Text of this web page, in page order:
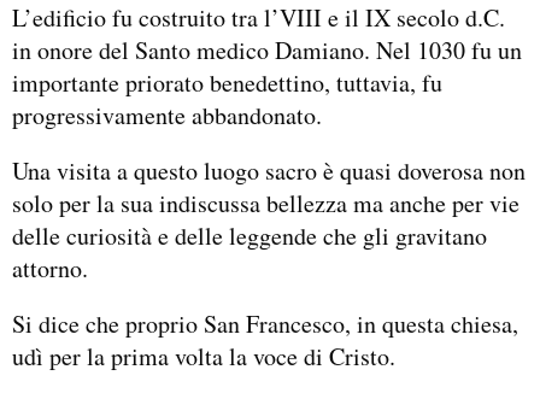
L’edificio fu costruito tra l’VIII e il IX secolo d.C.
in onore del Santo medico Damiano. Nel 1030 fu un
importante priorato benedettino, tuttavia, fu
progressivamente abbandonato.
Una visita a questo luogo sacro è quasi doverosa non
solo per la sua indiscussa bellezza ma anche per vie
delle curiosità e delle leggende che gli gravitano
attorno.
Si dice che proprio San Francesco, in questa chiesa,
udì per la prima volta la voce di Cristo.